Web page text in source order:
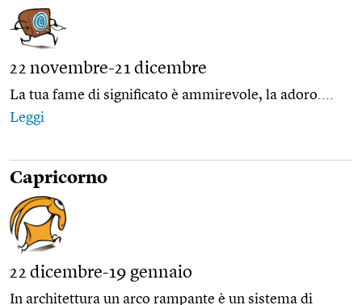
22 novembre-21 dicembre
La tua fame di significato è ammirevole, la adoro....
Leggi
Capricorno
22 dicembre-19 gennaio
In architettura un arco rampante è un sistema di